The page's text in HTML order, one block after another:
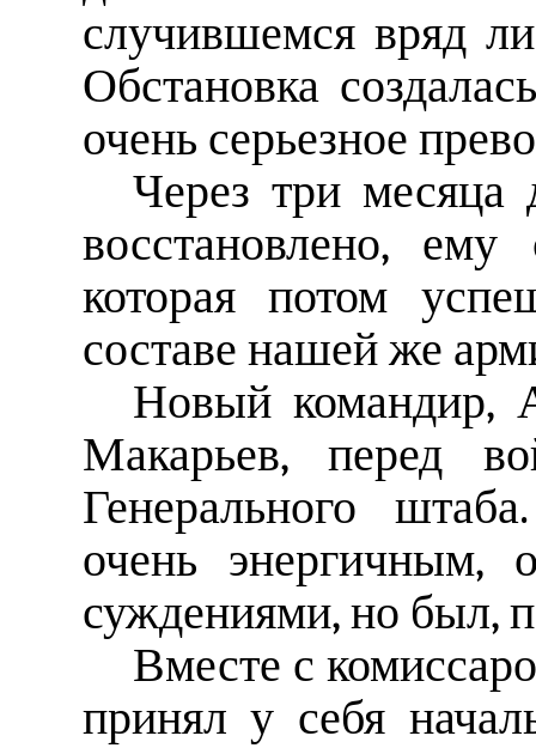
случившемся вряд
Обстановка
очень серьезное
Через три месяца
восстановлено,
которая потом
составе нашей же
Новый командир,
Макарьев, перед
Генерального
очень энергичным,
суждениями, но был,
Вместе с
принял у себя